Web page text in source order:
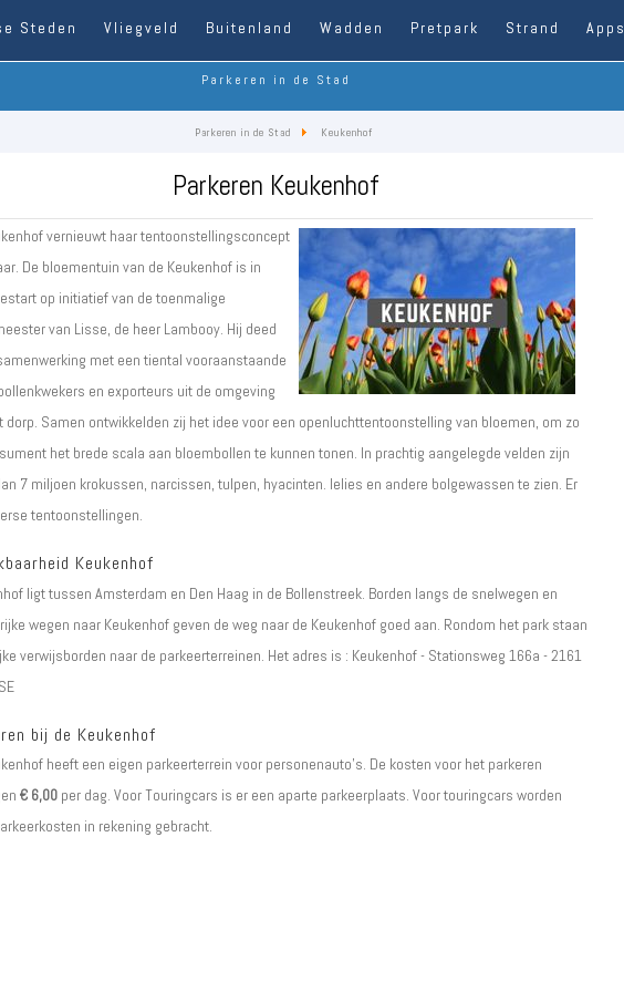
Steden Vliegveld Buitenland Wadden Pretpark Strand Apps
Parkeren in de Stad
Parkeren in de Stad Keukenhof
Parkeren Keukenhof
vernieuwt haar tentoonstellingsconcept
De bloementuin van de Keukenhof is in
op initiatief van de toenmalige
van Lisse, de heer Lambooy. Hij deed
met een tiental vooraanstaande
en exporteurs uit de omgeving
dorp. Samen ontwikkelden zij het idee voor een openluchttentoonstelling van bloemen, om zo
het brede scala aan bloembollen te kunnen tonen. In prachtig aangelegde velden zijn
7 miljoen krokussen, narcissen, tulpen, hyacinten. lelies en andere bolgewassen te zien. Er
tentoonstellingen.
Keukenhof
ligt tussen Amsterdam en Den Haag in de Bollenstreek. Borden langs de snelwegen en
wegen naar Keukenhof geven de weg naar de Keukenhof goed aan. Rondom het park staan
verwijsborden naar de parkeerterreinen. Het adres is : Keukenhof - Stationsweg 166a - 2161
bij de Keukenhof
heeft een eigen parkeerterrein voor personenauto's. De kosten voor het parkeren
€ 6,00per dag. Voor Touringcars is er een aparte parkeerplaats. Voor touringcars worden
in rekening gebracht.